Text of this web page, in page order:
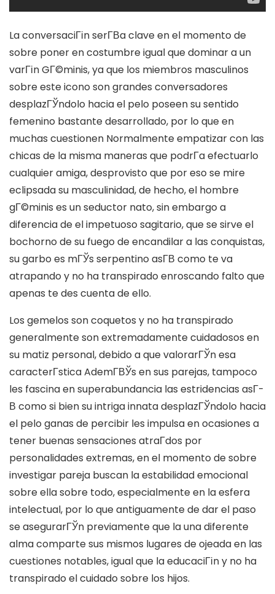
La conversaciГіn serГ­В­a clave en el momento de
sobre poner en costumbre igual que dominar a un
varГіn GГ©minis, ya que los miembros masculinos
sobre este icono son grandes conversadores
desplazГЎndolo hacia el pelo poseen su sentido
femenino bastante desarrollado, por lo que en
muchas cuestionen Normalmente empatizar con las
chicas de la misma maneras que podrГ­a efectuarlo
cualquier amiga, desprovisto que por eso se mire
eclipsada su masculinidad, de hecho, el hombre
gГ©minis es un seductor nato, sin embargo a
diferencia de el impetuoso sagitario, que se sirve el
bochorno de su fuego de encandilar a las conquistas,
su garbo es mГЎs serpentino asГ­В­ como te va
atrapando y no ha transpirado enroscando falto que
apenas te des cuenta de ello.
Los gemelos son coquetos y no ha transpirado
generalmente son extremadamente cuidadosos en
su matiz personal, debido a que valorarГЎn esa
caracterГ­stica AdemГ­ВЎs en sus parejas, tampoco
les fascina en superabundancia las estridencias asГ­
В­ como si bien su intriga innata desplazГЎndolo hacia
el pelo ganas de percibir les impulsa en ocasiones a
tener buenas sensaciones atraГ­dos por
personalidades extremas, en el momento de sobre
investigar pareja buscan la estabilidad emocional
sobre ella sobre todo, especialmente en la esfera
intelectual, por lo que antiguamente de dar el paso
se asegurarГЎn previamente que la una diferente
alma comparte sus mismos lugares de ojeada en las
cuestiones notables, igual que la educaciГіn y no ha
transpirado el cuidado sobre los hijos.